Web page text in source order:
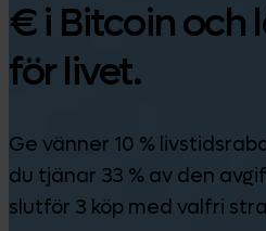
€ i Bitcoin och
för livet.
Ge vänner 10 %
du tjänar 33 % av den
slutför 3 köp med valfri